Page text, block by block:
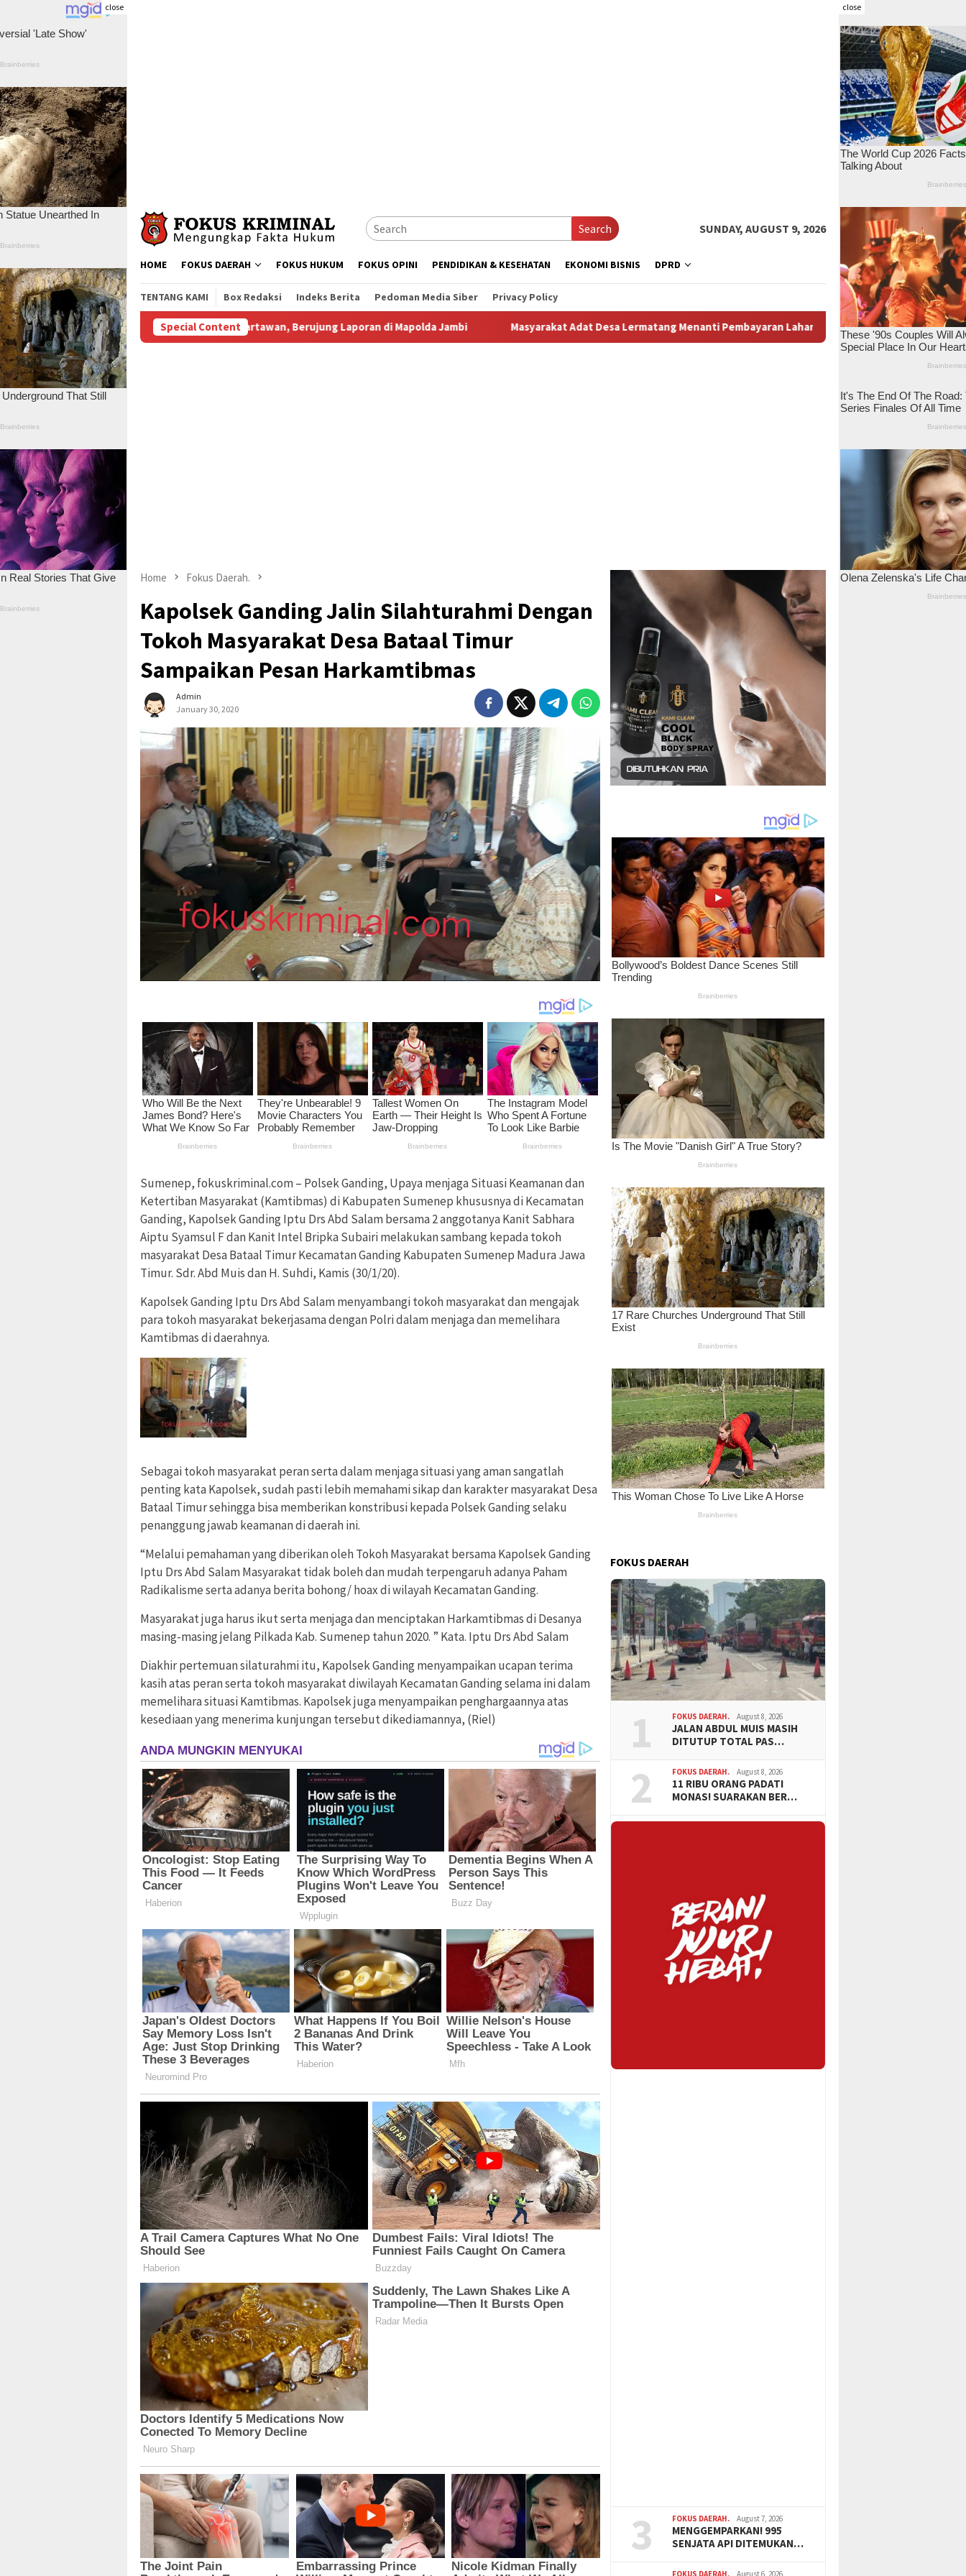
close close
Search SUNDAY, AUGUST 9, 2026
HOME FOKUS DAERAH FOKUS HUKUM FOKUS OPINI PENDIDIKAN & KESEHATAN EKONOMI BISNIS DPRD
TENTANG KAMI Box Redaksi Indeks Berita Pedoman Media Siber Privacy Policy
Special Content
Aniaya Wartawan, Berujung Laporan di Mapolda Jambi Masyarakat Adat Desa Lermatang Menanti Pembayaran Lahan: Antara Dugaan Konspirasi dan Bayang-Bayang “Makelar
Home Fokus Daerah.
Kapolsek Ganding Jalin Silahturahmi Dengan
Tokoh Masyarakat Desa Bataal Timur
Sampaikan Pesan Harkamtibmas
Admin
January 30, 2020
Sumenep, fokuskriminal.com – Polsek Ganding, Upaya menjaga Situasi Keamanan dan
Ketertiban Masyarakat (Kamtibmas) di Kabupaten Sumenep khususnya di Kecamatan
Ganding, Kapolsek Ganding Iptu Drs Abd Salam bersama 2 anggotanya Kanit Sabhara
Aiptu Syamsul F dan Kanit Intel Bripka Subairi melakukan sambang kepada tokoh
masyarakat Desa Bataal Timur Kecamatan Ganding Kabupaten Sumenep Madura Jawa
Timur. Sdr. Abd Muis dan H. Suhdi, Kamis (30/1/20).
Kapolsek Ganding Iptu Drs Abd Salam menyambangi tokoh masyarakat dan mengajak
para tokoh masyarakat bekerjasama dengan Polri dalam menjaga dan memelihara
Kamtibmas di daerahnya.
Sebagai tokoh masyarakat peran serta dalam menjaga situasi yang aman sangatlah
penting kata Kapolsek, sudah pasti lebih memahami sikap dan karakter masyarakat Desa
Bataal Timur sehingga bisa memberikan konstribusi kepada Polsek Ganding selaku
penanggung jawab keamanan di daerah ini.
“Melalui pemahaman yang diberikan oleh Tokoh Masyarakat bersama Kapolsek Ganding
Iptu Drs Abd Salam Masyarakat tidak boleh dan mudah terpengaruh adanya Paham
Radikalisme serta adanya berita bohong/ hoax di wilayah Kecamatan Ganding.
Masyarakat juga harus ikut serta menjaga dan menciptakan Harkamtibmas di Desanya
masing-masing jelang Pilkada Kab. Sumenep tahun 2020. ” Kata. Iptu Drs Abd Salam
Diakhir pertemuan silaturahmi itu, Kapolsek Ganding menyampaikan ucapan terima
kasih atas peran serta tokoh masyarakat diwilayah Kecamatan Ganding selama ini dalam
memelihara situasi Kamtibmas. Kapolsek juga menyampaikan penghargaannya atas
kesediaan yang menerima kunjungan tersebut dikediamannya, (Riel)
FOKUS DAERAH
1 FOKUS DAERAH. August 8, 2026
JALAN ABDUL MUIS MASIH
DITUTUP TOTAL PAS…
2 FOKUS DAERAH. August 8, 2026
11 RIBU ORANG PADATI
MONAS! SUARAKAN BER…
3 FOKUS DAERAH. August 7, 2026
MENGGEMPARKAN! 995
SENJATA API DITEMUKAN…
FOKUS DAERAH. August 6, 2026